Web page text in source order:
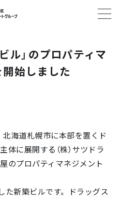
ル」のプロパティマ
始しました
海道札幌市に本部を置くド
体に展開する（株）サツドラ
のプロパティマネジメント
新築ビルです。ドラッグス